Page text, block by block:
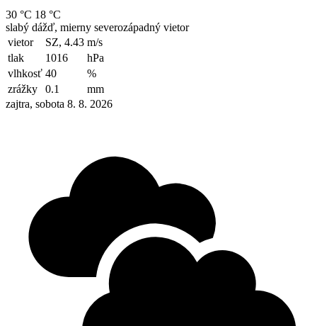
30 °C 18 °C
slabý dážď, mierny severozápadný vietor
vietor
SZ, 4.43 m/s
tlak
1016
hPa
vlhkosť 40
%
zrážky
0.1
mm
zajtra, sobota 8. 8. 2026